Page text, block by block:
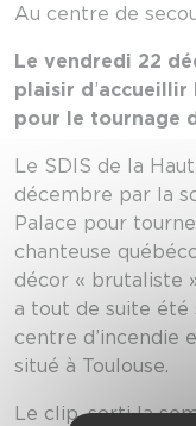
Au centre de
Le vendredi 22
plaisir d’accueillir
pour le tournage
Le SDIS de la
décembre par la
Palace pour
chanteuse
décor « brutaliste
a tout de suite été
centre d’incendie
situé à Toulouse.
Le clip, sorti la